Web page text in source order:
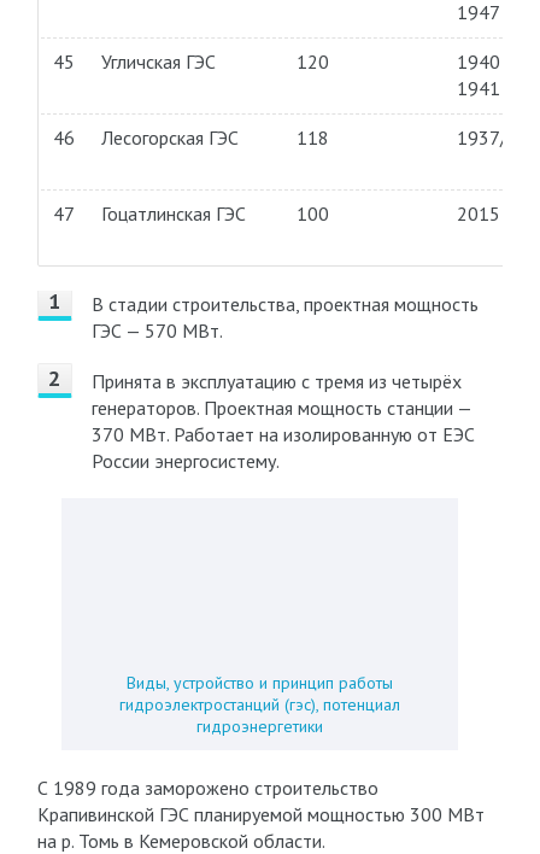
1947
45 Угличская ГЭС 120
1940—
1941
46 Лесогорская ГЭС 118 1937/
47 Гоцатлинская ГЭС 100 2015
В стадии строительства, проектная мощность
ГЭС — 570 МВт.
Принята в эксплуатацию с тремя из четырёх
генераторов. Проектная мощность станции —
370 МВт. Работает на изолированную от ЕЭС
России энергосистему.
Виды, устройство и принцип работы
гидроэлектростанций (гэс), потенциал
гидроэнергетики
С 1989 года заморожено строительство
Крапивинской ГЭС планируемой мощностью 300 МВт
на р. Томь в Кемеровской области.